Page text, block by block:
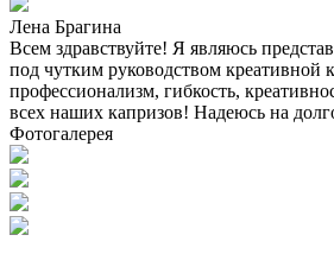
Лена Брагина
Всем здравствуйте! Я являюсь
под чутким руководством
профессионализм, гибкость,
всех наших капризов! Надеюсь на
Фотогалерея